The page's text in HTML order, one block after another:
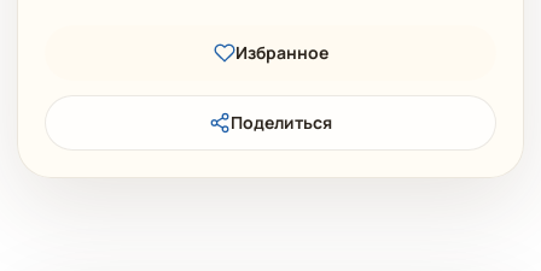
Избранное
Поделиться